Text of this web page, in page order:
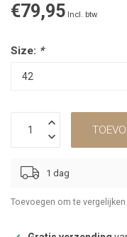
€79,95 Incl. btw
Size: *
1 dag
Toevoegen om te vergelijken